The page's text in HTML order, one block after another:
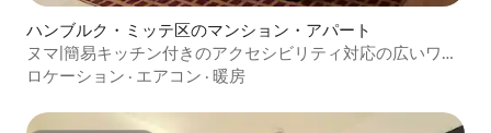
ハンブルク・ミッテ区のマンション・アパート
ヌマ|簡易キッチン付きのアクセシビリティ対応の広いワン
ルーム
ロケーション · エアコン · 暖房